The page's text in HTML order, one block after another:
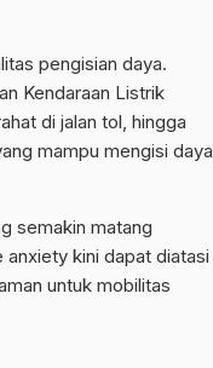
pengisian daya.
Kendaraan Listrik
di jalan tol, hingga
mampu mengisi daya
semakin matang
anxiety kini dapat diatasi
untuk mobilitas